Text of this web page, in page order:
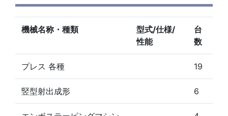
機械名称・種類
型式/仕様/
性能
台
数
プレス 各種 19
竪型射出成形 6